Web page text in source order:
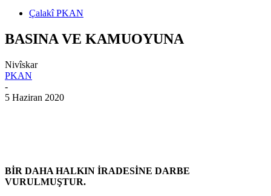
Çalakî PKAN
BASINA VE KAMUOYUNA
Nivîskar
PKAN
-
5 Haziran 2020
BİR DAHA HALKIN İRADESİNE DARBE
VURULMUŞTUR.